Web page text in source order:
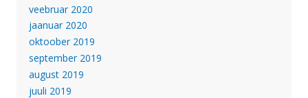
veebruar 2020
jaanuar 2020
oktoober 2019
september 2019
august 2019
juuli 2019